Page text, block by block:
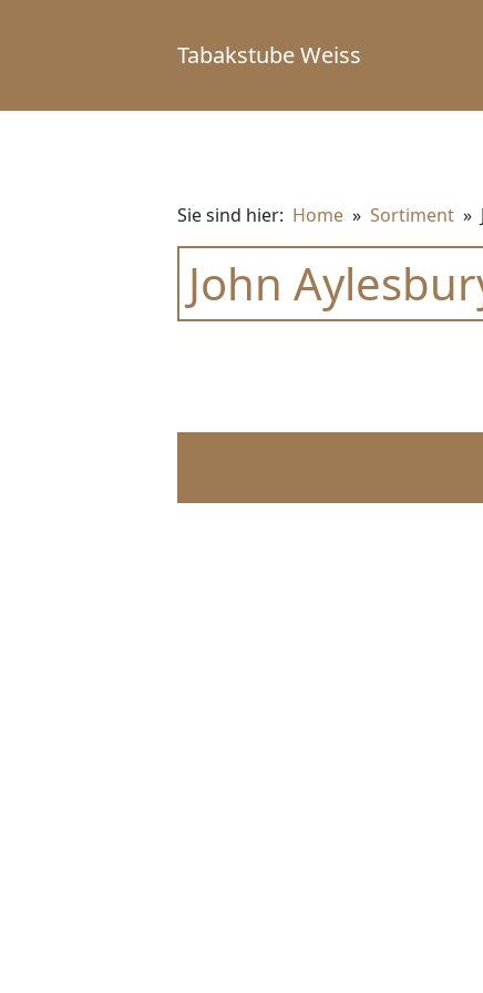
Tabakstube Weiss
Sie sind hier: Home » Sortiment »
John